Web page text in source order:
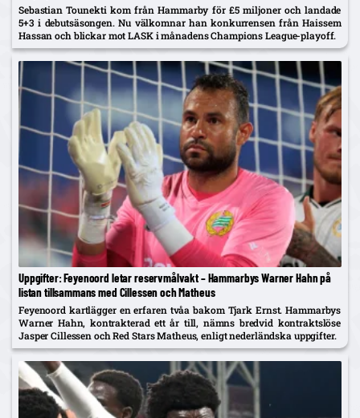
Sebastian Tounekti kom från Hammarby för £5 miljoner och landade
5+3 i debutsäsongen. Nu välkomnar han konkurrensen från Haissem
Hassan och blickar mot LASK i månadens Champions League-playoff.
Uppgifter: Feyenoord letar reservmålvakt – Hammarbys Warner Hahn på
listan tillsammans med Cillessen och Matheus
Feyenoord kartlägger en erfaren tvåa bakom Tjark Ernst. Hammarbys
Warner Hahn, kontrakterad ett år till, nämns bredvid kontraktslöse
Jasper Cillessen och Red Stars Matheus, enligt nederländska uppgifter.